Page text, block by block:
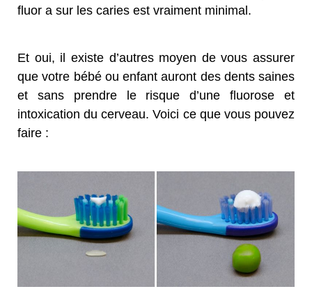
fluor a sur les caries est vraiment minimal.
Et oui, il existe d’autres moyen de vous assurer
que votre bébé ou enfant auront des dents saines
et sans prendre le risque d’une fluorose et
intoxication du cerveau. Voici ce que vous pouvez
faire :